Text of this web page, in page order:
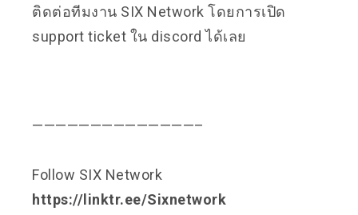
ติดต่อทีมงาน SIX Network โดยการเปิด
support ticket ใน discord ได้เลย
——————————————–
Follow SIX Network
https://linktr.ee/Sixnetwork